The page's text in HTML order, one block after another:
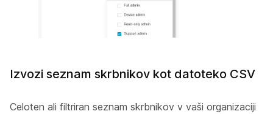
Izvozi seznam skrbnikov kot datoteko CSV
Celoten ali filtriran seznam skrbnikov v vaši organizaciji